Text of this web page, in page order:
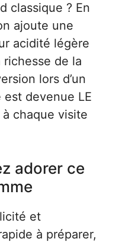
classique ? En
ajoute une
acidité légère
de la
lors d’un
devenue LE
à chaque visite
adorer ce
et
à préparer,